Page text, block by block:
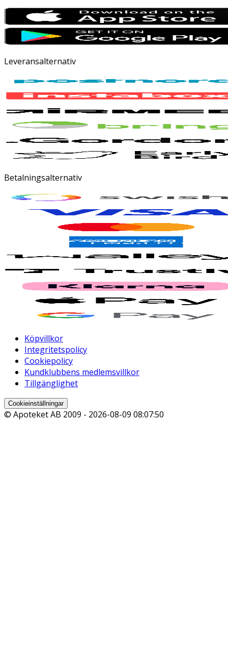
Leveransalternativ
Betalningsalternativ
Köpvillkor
Integritetspolicy
Cookiepolicy
Kundklubbens medlemsvillkor
Tillgänglighet
Cookieinställningar
© Apoteket AB 2009 - 2026-08-09 08:07:50